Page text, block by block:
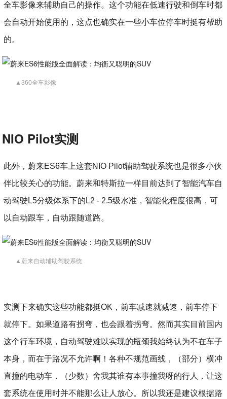
全车影像来辅助自己的操作。这个功能在低速行驶和倒车时都
会自动开始使用的，这点也确实在一些小车位停车时挺有帮助
的。
▲360全车影像
NIO Pilot实测
此外，蔚来ES6车上这套NIO Pilot辅助驾驶系统也是很多小伙
伴比较关心的功能。蔚来和特斯拉一样目前达到了智能汽车自
动驾驶L5分级体系下的L2 - 2.5级水准，智能化程度很高，可
以自动跟车，自动跟随道路。
▲蔚来自动辅助驾驶系统
实测下来确实这些功能都挺OK，前车减速就减速，前车停下
就停下。如果道路有拐弯，也会跟着拐弯。然而其实目前国内
这个行车环境，自动驾驶难以实现的瓶颈我始终认为不在车子
本身，而在于路况不允许啊！各种不规范画线，（部分）横冲
直撞的电动车，（少数）舍我其谁有本事撞我呀的行人，让这
套系统在使用时并不能那么让人放心。所以我还是建议根据路